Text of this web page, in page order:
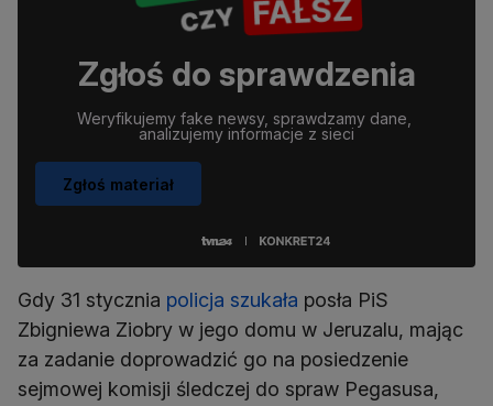
Zgłoś do sprawdzenia
Weryfikujemy fake newsy, sprawdzamy dane,
analizujemy informacje z sieci
Zgłoś materiał
Gdy 31 stycznia policja szukała posła PiS
Zbigniewa Ziobry w jego domu w Jeruzalu, mając
za zadanie doprowadzić go na posiedzenie
sejmowej komisji śledczej do spraw Pegasusa,